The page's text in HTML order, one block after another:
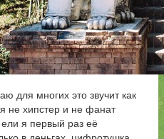
для многих это звучит как
не хипстер и не фанат
ели я первый раз её